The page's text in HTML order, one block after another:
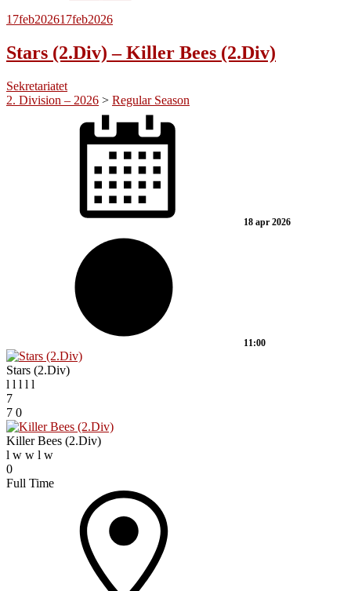
17feb202617feb2026
Stars (2.Div) – Killer Bees (2.Div)
Sekretariatet
2. Division – 2026 > Regular Season
18 apr 2026
11:00
Stars (2.Div)
l l l l l
7
7 0
Killer Bees (2.Div)
l w w l w
0
Full Time